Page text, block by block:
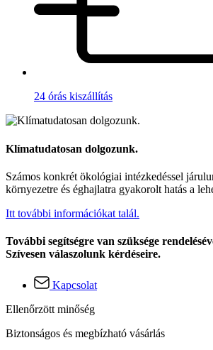
24 órás kiszállítás
Klímatudatosan dolgozunk.
Számos konkrét ökológiai intézkedéssel
környezetre és éghajlatra gyakorolt hatás a
Itt további információkat talál.
További segítségre van szüksége
Szívesen válaszolunk kérdéseire.
Kapcsolat
Ellenőrzött minőség
Biztonságos és megbízható vásárlás